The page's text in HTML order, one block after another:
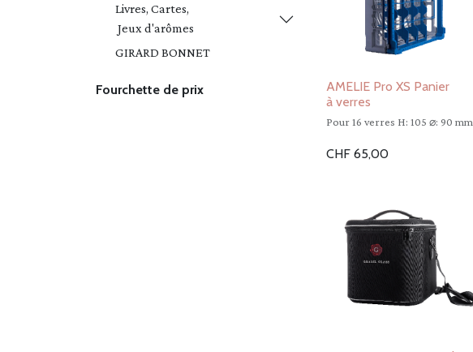
Livres, Cartes,
Jeux d'arômes
GIRARD BONNET
Fourchette de prix
AMELIE Pro XS Panier
à verres
Pour 16 verres H: 105 ⌀: 90 mm
CHF 65,00